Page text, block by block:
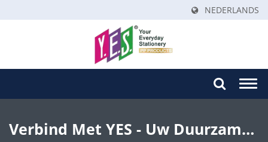
NEDERLANDS
Verbind Met YES - Uw Duurzame